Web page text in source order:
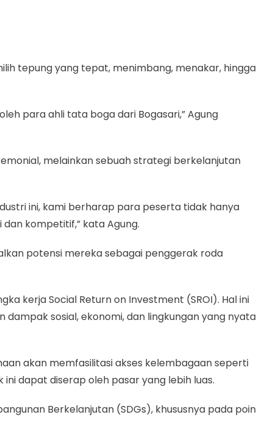
tepung yang tepat, menimbang, menakar, hingga
para ahli tata boga dari Bogasari,” Agung
melainkan sebuah strategi berkelanjutan
ini, kami berharap para peserta tidak hanya
kompetitif,” kata Agung.
potensi mereka sebagai penggerak roda
kerja Social Return on Investment (SROI). Hal ini
sosial, ekonomi, dan lingkungan yang nyata
akan memfasilitasi akses kelembagaan seperti
dapat diserap oleh pasar yang lebih luas.
Berkelanjutan (SDGs), khususnya pada poin